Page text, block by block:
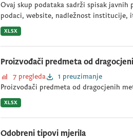
Ovaj skup podataka sadrži spisak
podaci, website, nadležnost institucije,
XLSX
Proizvođači predmeta od
7 pregleda
1 preuzimanje
Proizvođači predmeta od dragocjenih
XLSX
Odobreni tipovi mjerila